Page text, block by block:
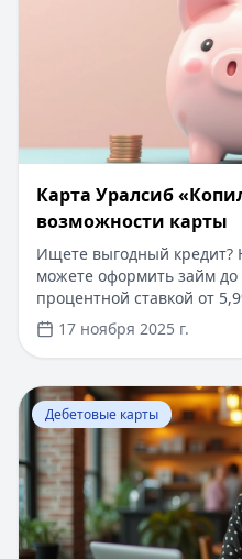
погашение через
Карта Уралсиб
возможности карты
Ищете выгодный кредит?
можете оформить займ до
процентной ставкой от
30 дней. Одобрение за 5
поручителей. Выбирайте
экономьте время!
17 ноября 2025 г.
Перейти к статье:
Дебетовые карты